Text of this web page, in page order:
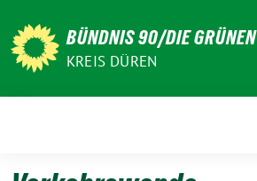
zum
Inhalt
BÜNDNIS 90/DIE GRÜNEN
KREIS DÜREN